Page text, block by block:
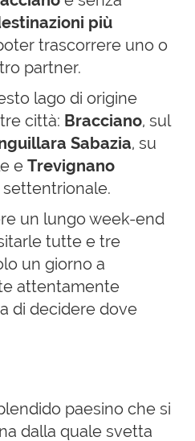
più
trascorrere uno o
partner.
lago di origine
città: Bracciano, sul
Sabazia, su
e Trevignano
settentrionale.
un lungo week-end
tutte e tre
un giorno a
attentamente
di decidere dove
paesino che si
dalla quale svetta